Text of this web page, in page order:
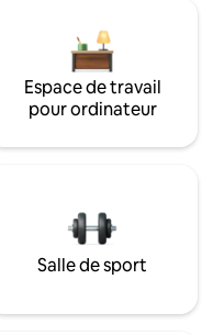
Espace de travail
pour ordinateur
Salle de sport